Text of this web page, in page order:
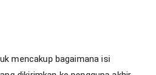
mencakup bagaimana isi